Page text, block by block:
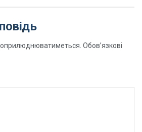
Обов’язкові